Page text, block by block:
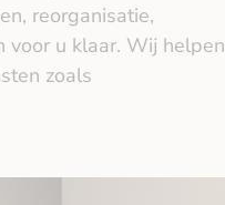
reorganisatie,
voor u klaar. Wij helpen
zoals